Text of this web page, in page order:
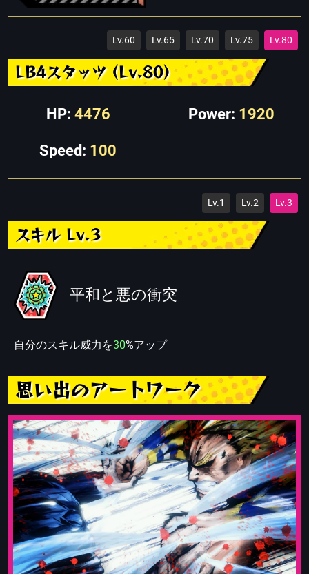
Lv.60 Lv.65 Lv.70 Lv.75 Lv.80
LB4スタッツ (Lv.80)
HP: 4476 Power: 1920
Speed: 100
Lv.1 Lv.2 Lv.3
スキル Lv.3
平和と悪の衝突
自分のスキル威力を30%アップ
思い出のアートワーク